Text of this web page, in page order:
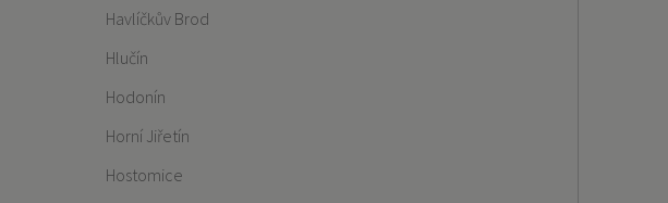
Havlíčkův Brod
Hlučín
Hodonín
Horní Jiřetín
Hostomice